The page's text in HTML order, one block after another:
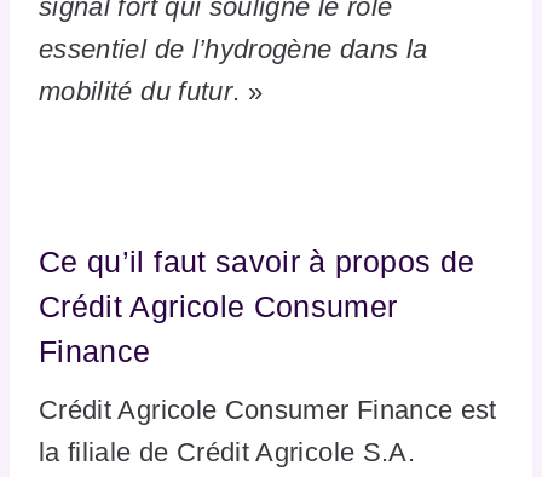
signal fort qui souligne le rôle
essentiel de l’hydrogène dans la
mobilité du futur. »
Ce qu’il faut savoir à propos de
Crédit Agricole Consumer
Finance
Crédit Agricole Consumer Finance est
la filiale de Crédit Agricole S.A.